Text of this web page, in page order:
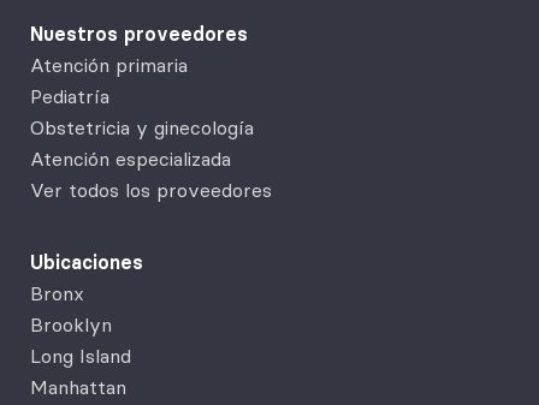
Nuestros proveedores
Atención primaria
Pediatría
Obstetricia y ginecología
Atención especializada
Ver todos los proveedores
Ubicaciones
Bronx
Brooklyn
Long Island
Manhattan